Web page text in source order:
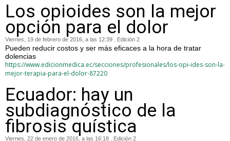
Los opioides son la mejor
opción para el dolor
Viernes, 19 de febrero de 2016, a las 12:39 . Edición 2
Pueden reducir costos y ser más eficaces a la hora de tratar
dolencias
https://www.edicionmedica.ec/secciones/profesionales/los-opi-ides-son-la-
mejor-terapia-para-el-dolor-87220
Ecuador: hay un
subdiagnóstico de la
fibrosis quística
Viernes, 22 de enero de 2016, a las 16:18 . Edición 2